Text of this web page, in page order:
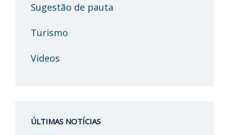
Sugestão de pauta
Turismo
Videos
ÚLTIMAS NOTÍCIAS